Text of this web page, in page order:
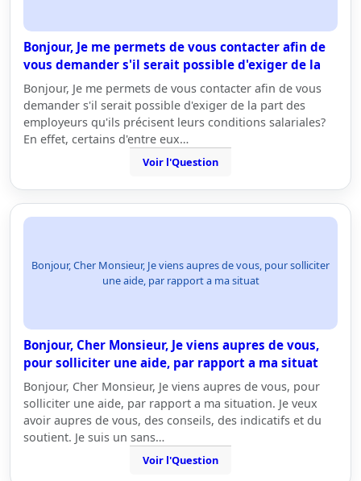
Bonjour, Je me permets de vous contacter afin de
vous demander s'il serait possible d'exiger de la
Bonjour, Je me permets de vous contacter afin de vous
demander s'il serait possible d'exiger de la part des
employeurs qu'ils précisent leurs conditions salariales?
En effet, certains d'entre eux…
Voir l'Question
Bonjour, Cher Monsieur, Je viens aupres de vous, pour solliciter
une aide, par rapport a ma situat
Bonjour, Cher Monsieur, Je viens aupres de vous,
pour solliciter une aide, par rapport a ma situat
Bonjour, Cher Monsieur, Je viens aupres de vous, pour
solliciter une aide, par rapport a ma situation. Je veux
avoir aupres de vous, des conseils, des indicatifs et du
soutient. Je suis un sans…
Voir l'Question